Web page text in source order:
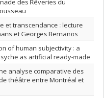
des Rêveries du
et transcendance : lecture
et Georges Bernanos
of human subjectivity : a
as artificial ready-made
analyse comparative des
théâtre entre Montréal et